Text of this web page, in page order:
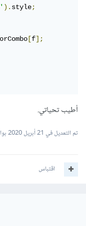
).style;
[f];
أطيب تحياتي.
تم التعديل في 21 أبريل 2020
اقتباس